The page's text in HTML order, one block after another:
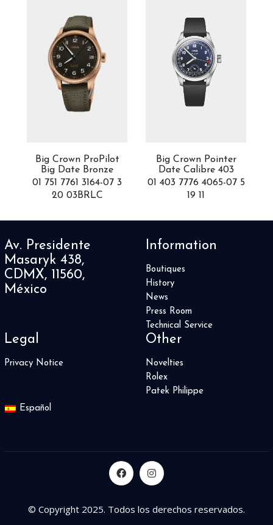
Big Crown ProPilot
Big Date Bronze
01 751 7761 3164-07 3
20 03BRLC
Big Crown Pointer
Date Calibre 403
01 403 7776 4065-07 5
19 11
Av. Presidente
Masaryk 438,
CDMX, 11560,
México
Information
Boutiques
History
News
Press Room
Technical Service
Legal
Privacy Notice
Other
Novelties
Rolex
Patek Philippe
Español
© Copyright 2025. Todos los derechos reservados.